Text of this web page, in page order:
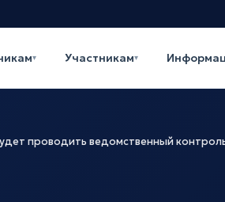
▾ Участникам▾
проводить ведомственный